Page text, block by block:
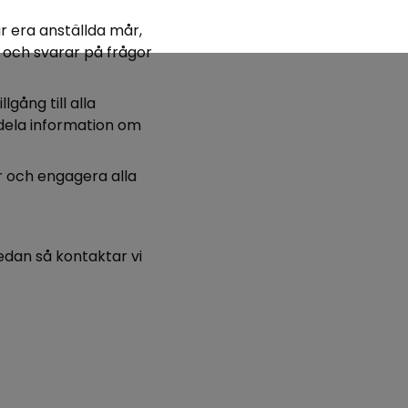
era anställda mår,
svarar på frågor
till alla
information om
engagera alla
så kontaktar vi